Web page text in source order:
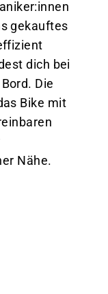
gekauftes
dich bei
Die
Bike mit
Nähe.